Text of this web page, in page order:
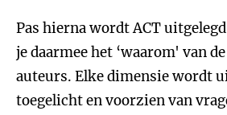
Pas hierna wordt ACT
je daarmee het ‘waarom' van
auteurs. Elke dimensie wordt
toegelicht en voorzien van